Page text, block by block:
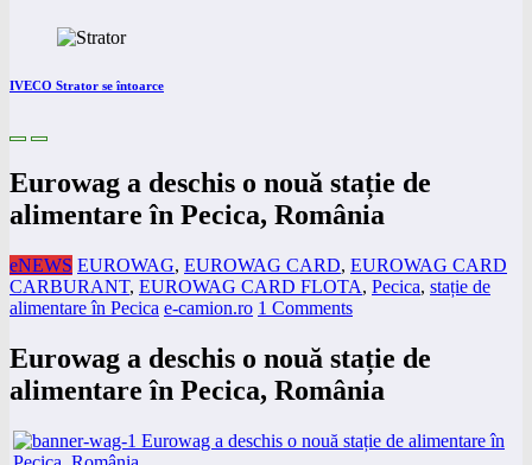
IVECO Strator se întoarce
Eurowag a deschis o nouă stație de
alimentare în Pecica, România
eNEWS EUROWAG, EUROWAG CARD, EUROWAG CARD
CARBURANT, EUROWAG CARD FLOTA, Pecica, stație de
alimentare în Pecica e-camion.ro 1 Comments
Eurowag a deschis o nouă stație de
alimentare în Pecica, România